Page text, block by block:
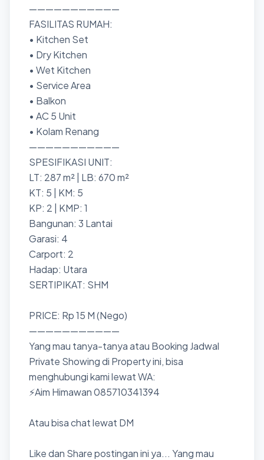
———————————
FASILITAS RUMAH:
• Kitchen Set
• Dry Kitchen
• Wet Kitchen
• Service Area
• Balkon
• AC 5 Unit
• Kolam Renang
———————————
SPESIFIKASI UNIT:
LT: 287 m² | LB: 670 m²
KT: 5 | KM: 5
KP: 2 | KMP: 1
Bangunan: 3 Lantai
Garasi: 4
Carport: 2
Hadap: Utara
SERTIPIKAT: SHM
PRICE: Rp 15 M (Nego)
———————————
Yang mau tanya-tanya atau Booking Jadwal
Private Showing di Property ini, bisa
menghubungi kami lewat WA:
⚡Aim Himawan 085710341394
Atau bisa chat lewat DM
Like dan Share postingan ini ya... Yang mau